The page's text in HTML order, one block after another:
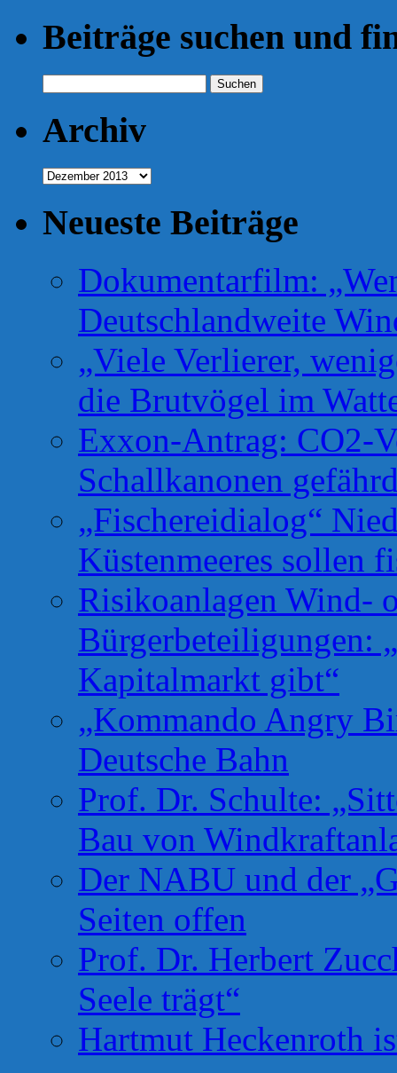
Beiträge suchen und
nach:
Archiv
Archiv
Neueste Beiträge
Dokumentarfilm:
Deutschlandweite
„Viele Verlierer,
die Brutvögel im
Exxon-Antrag: CO2-
Schallkanonen
„Fischereidialog“
Küstenmeeres sollen
Risikoanlagen Wind-
Bürgerbeteiligungen:
Kapitalmarkt gibt“
„Kommando Angry
Deutsche Bahn
Prof. Dr. Schulte:
Bau von
Der NABU und der
Seiten offen
Prof. Dr. Herbert
Seele trägt“
Hartmut Heckenroth